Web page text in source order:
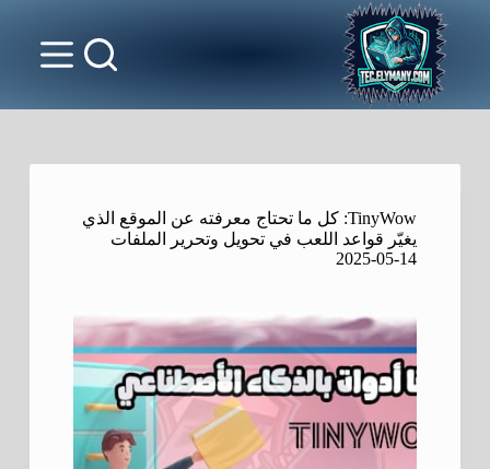
TinyWow: كل ما تحتاج معرفته عن الموقع الذي
يغيّر قواعد اللعب في تحويل وتحرير الملفات
2025-05-14